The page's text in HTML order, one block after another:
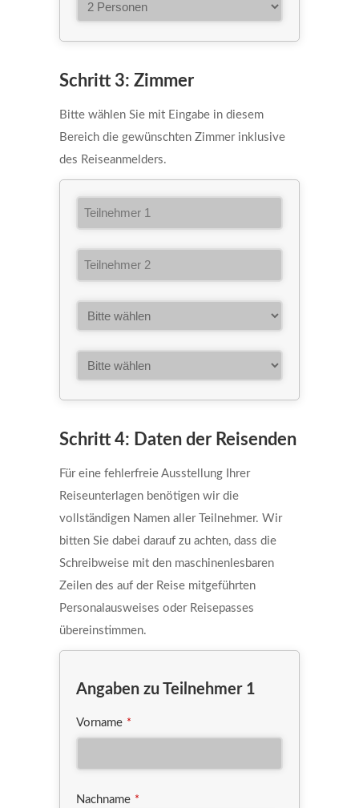
Schritt 3: Zimmer
Bitte wählen Sie mit Eingabe in diesem
Bereich die gewünschten Zimmer inklusive
des Reiseanmelders.
Schritt 4: Daten der Reisenden
Für eine fehlerfreie Ausstellung Ihrer
Reiseunterlagen benötigen wir die
vollständigen Namen aller Teilnehmer. Wir
bitten Sie dabei darauf zu achten, dass die
Schreibweise mit den maschinenlesbaren
Zeilen des auf der Reise mitgeführten
Personalausweises oder Reisepasses
übereinstimmen.
Angaben zu Teilnehmer 1
Vorname *
Nachname *